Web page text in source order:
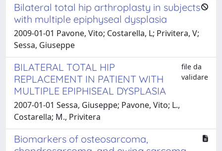
Bilateral total hip arthroplasty in subjects
with multiple epiphyseal dysplasia
2009-01-01 Pavone, Vito; Costarella, L; Privitera, V;
Sessa, Giuseppe
BILATERAL TOTAL HIP
REPLACEMENT IN PATIENT WITH
MULTIPLE EPIPHISEAL DYSPLASIA
file da
validare
2007-01-01 Sessa, Giuseppe; Pavone, Vito; L.,
Costarella; M., Privitera
Biomarkers of osteosarcoma,